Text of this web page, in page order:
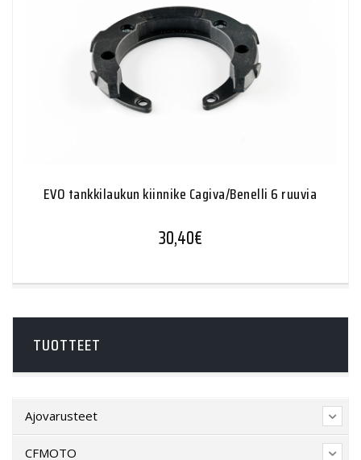
EVO tankkilaukun kiinnike Cagiva/Benelli 6 ruuvia
30,40€
TUOTTEET
Ajovarusteet
CFMOTO